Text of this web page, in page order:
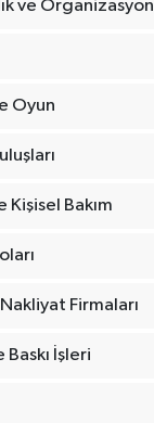
ve Organizasyon
Oyun
Kişisel Bakım
Firmaları
İşleri